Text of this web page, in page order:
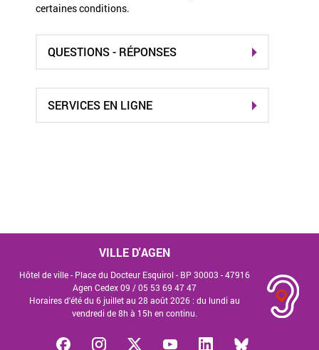
certaines conditions.
QUESTIONS - RÉPONSES
SERVICES EN LIGNE
VILLE D'AGEN
Hôtel de ville - Place du Docteur Esquirol - BP 30003 - 47916
Agen Cedex 09 /05 53 69 47 47
Horaires d'été du 6 juillet au 28 août 2026 : du lundi au
vendredi de 8h à 15h en continu.